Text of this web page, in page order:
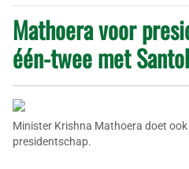
Mathoera voor
één-twee met
Minister Krishna Mathoera doet
presidentschap.